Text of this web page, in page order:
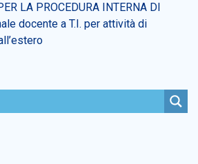
LA PROCEDURA INTERNA DI
docente a T.I. per attività di